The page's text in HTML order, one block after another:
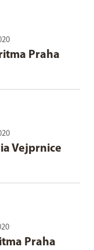
Praha
Vejprnice
Praha